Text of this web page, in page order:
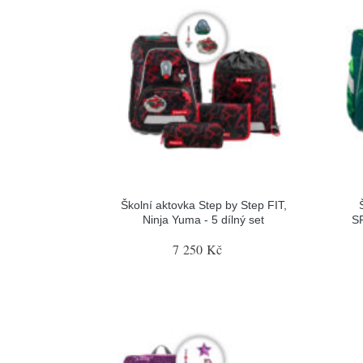
Školní aktovka Step by Step FIT,
Ninja Yuma - 5 dílný set
7 250 Kč